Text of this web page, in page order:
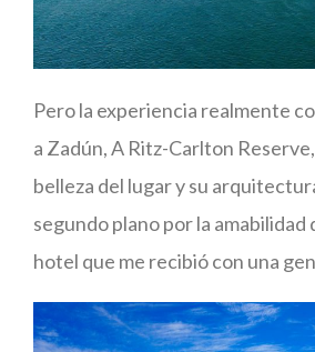
Pero la experiencia realmente
a Zadún, A Ritz-Carlton
belleza del lugar y su
segundo plano por la amabilidad
hotel que me recibió con una